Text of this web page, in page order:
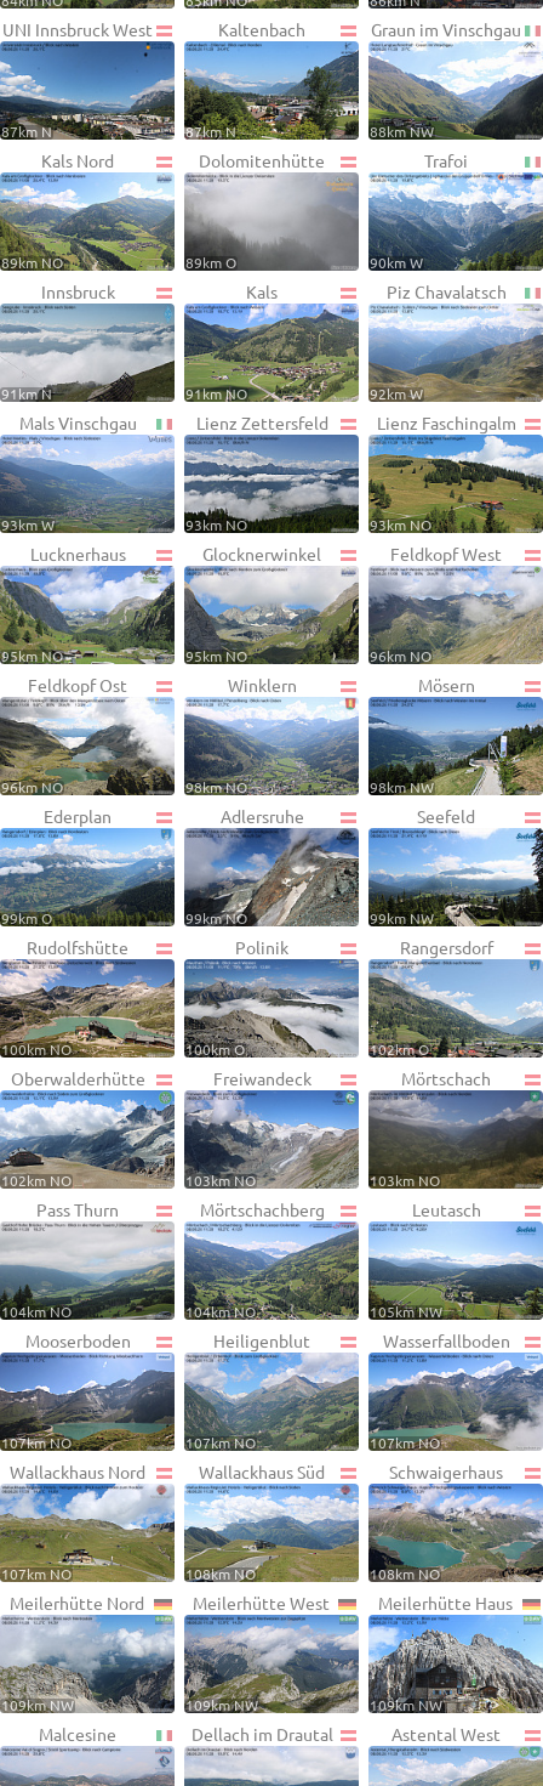
UNI Innsbruck West
87km N
Kaltenbach
87km N
Graun im Vinschgau
88km NW
Kals Nord
89km NO
Dolomitenhütte
89km O
Trafoi
90km W
Innsbruck
91km N
Kals
91km NO
Piz Chavalatsch
92km W
Mals Vinschgau
93km W
Lienz Zettersfeld
93km NO
Lienz Faschingalm
93km NO
Lucknerhaus
95km NO
Glocknerwinkel
95km NO
Feldkopf West
96km NO
Feldkopf Ost
96km NO
Winklern
98km NO
Mösern
98km NW
Ederplan
99km O
Adlersruhe
99km NO
Seefeld
99km NW
Rudolfshütte
100km NO
Polinik
100km O
Rangersdorf
102km O
Oberwalderhütte
102km NO
Freiwandeck
103km NO
Mörtschach
103km NO
Pass Thurn
104km NO
Mörtschachberg
104km NO
Leutasch
105km NW
Mooserboden
107km NO
Heiligenblut
107km NO
Wasserfallboden
107km NO
Wallackhaus Nord
107km NO
Wallackhaus Süd
108km NO
Schwaigerhaus
108km NO
Meilerhütte Nord
109km NW
Meilerhütte West
109km NW
Meilerhütte Haus
109km NW
Malcesine Dellach im Drautal Astental West